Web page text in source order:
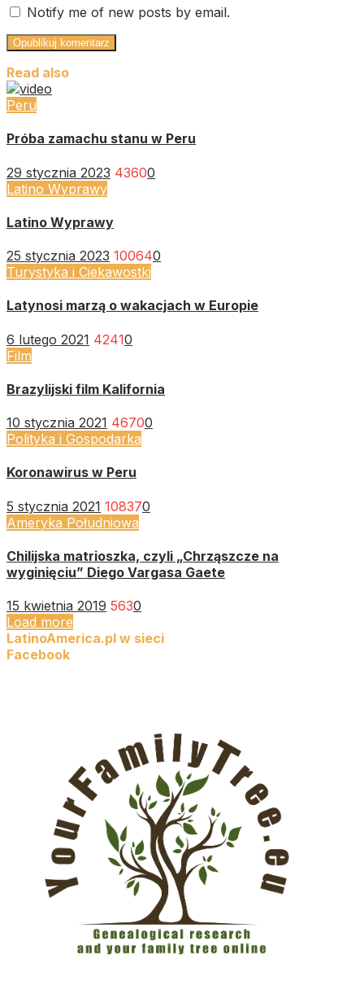
Notify me of new posts by email.
Read also
Peru
Próba zamachu stanu w Peru
29 stycznia 2023 43600
Latino Wyprawy
Latino Wyprawy
25 stycznia 2023 100640
Turystyka i Ciekawostki
Latynosi marzą o wakacjach w Europie
6 lutego 2021 42410
Film
Brazylijski film Kalifornia
10 stycznia 2021 46700
Polityka i Gospodarka
Koronawirus w Peru
5 stycznia 2021 108370
Ameryka Południowa
Chilijska matrioszka, czyli „Chrząszcze na
wyginięciu” Diego Vargasa Gaete
15 kwietnia 2019 5630
Load more
LatinoAmerica.pl w sieci
Facebook